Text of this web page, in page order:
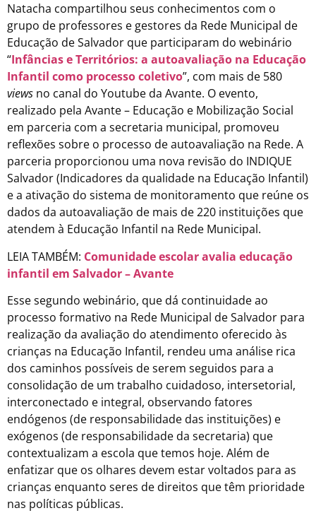
Natacha compartilhou seus conhecimentos com o
grupo de professores e gestores da Rede Municipal de
Educação de Salvador que participaram do webinário
“Infâncias e Territórios: a autoavaliação na Educação
Infantil como processo coletivo”, com mais de 580
views no canal do Youtube da Avante. O evento,
realizado pela Avante – Educação e Mobilização Social
em parceria com a secretaria municipal, promoveu
reflexões sobre o processo de autoavaliação na Rede. A
parceria proporcionou uma nova revisão do INDIQUE
Salvador (Indicadores da qualidade na Educação Infantil)
e a ativação do sistema de monitoramento que reúne os
dados da autoavaliação de mais de 220 instituições que
atendem à Educação Infantil na Rede Municipal.
LEIA TAMBÉM: Comunidade escolar avalia educação
infantil em Salvador – Avante
Esse segundo webinário, que dá continuidade ao
processo formativo na Rede Municipal de Salvador para
realização da avaliação do atendimento oferecido às
crianças na Educação Infantil, rendeu uma análise rica
dos caminhos possíveis de serem seguidos para a
consolidação de um trabalho cuidadoso, intersetorial,
interconectado e integral, observando fatores
endógenos (de responsabilidade das instituições) e
exógenos (de responsabilidade da secretaria) que
contextualizam a escola que temos hoje. Além de
enfatizar que os olhares devem estar voltados para as
crianças enquanto seres de direitos que têm prioridade
nas políticas públicas.